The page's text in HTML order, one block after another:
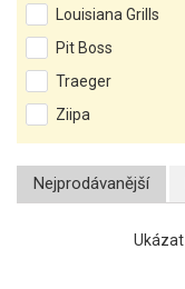
Louisiana Grills
Pit Boss
Traeger
Ziipa
Nejprodávanější
Ukázat